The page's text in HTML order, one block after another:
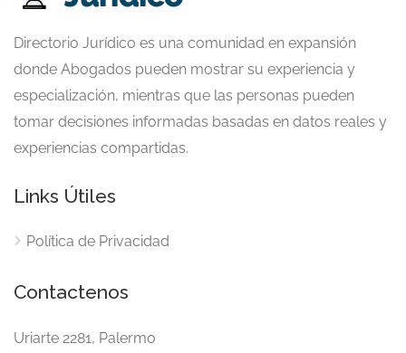
Directorio Jurídico es una comunidad en expansión
donde Abogados pueden mostrar su experiencia y
especialización, mientras que las personas pueden
tomar decisiones informadas basadas en datos reales y
experiencias compartidas.
Links Útiles
Política de Privacidad
Contactenos
Uriarte 2281, Palermo